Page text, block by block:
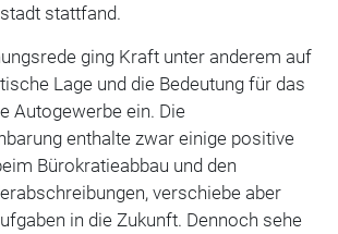
stattfand.
ging Kraft unter anderem auf
Lage und die Bedeutung für das
Autogewerbe ein. Die
enthalte zwar einige positive
Bürokratieabbau und den
verschiebe aber
in die Zukunft. Dennoch sehe